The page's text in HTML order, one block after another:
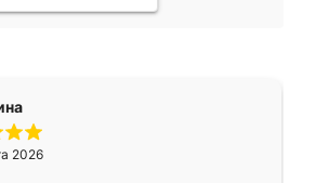
2026